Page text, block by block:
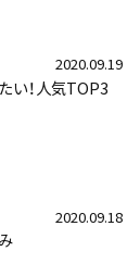
2020.09.19
い！人気TOP3
2020.09.18